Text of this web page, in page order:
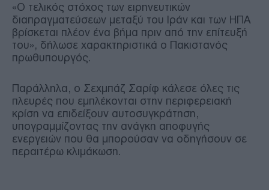
«Ο τελικός στόχος των ειρηνευτικών
διαπραγματεύσεων μεταξύ του Ιράν και των ΗΠΑ
βρίσκεται πλέον ένα βήμα πριν από την επίτευξή
του», δήλωσε χαρακτηριστικά ο Πακιστανός
πρωθυπουργός.
Παράλληλα, ο Σεχμπάζ Σαρίφ κάλεσε όλες τις
πλευρές που εμπλέκονται στην περιφερειακή
κρίση να επιδείξουν αυτοσυγκράτηση,
υπογραμμίζοντας την ανάγκη αποφυγής
ενεργειών που θα μπορούσαν να οδηγήσουν σε
περαιτέρω κλιμάκωση.